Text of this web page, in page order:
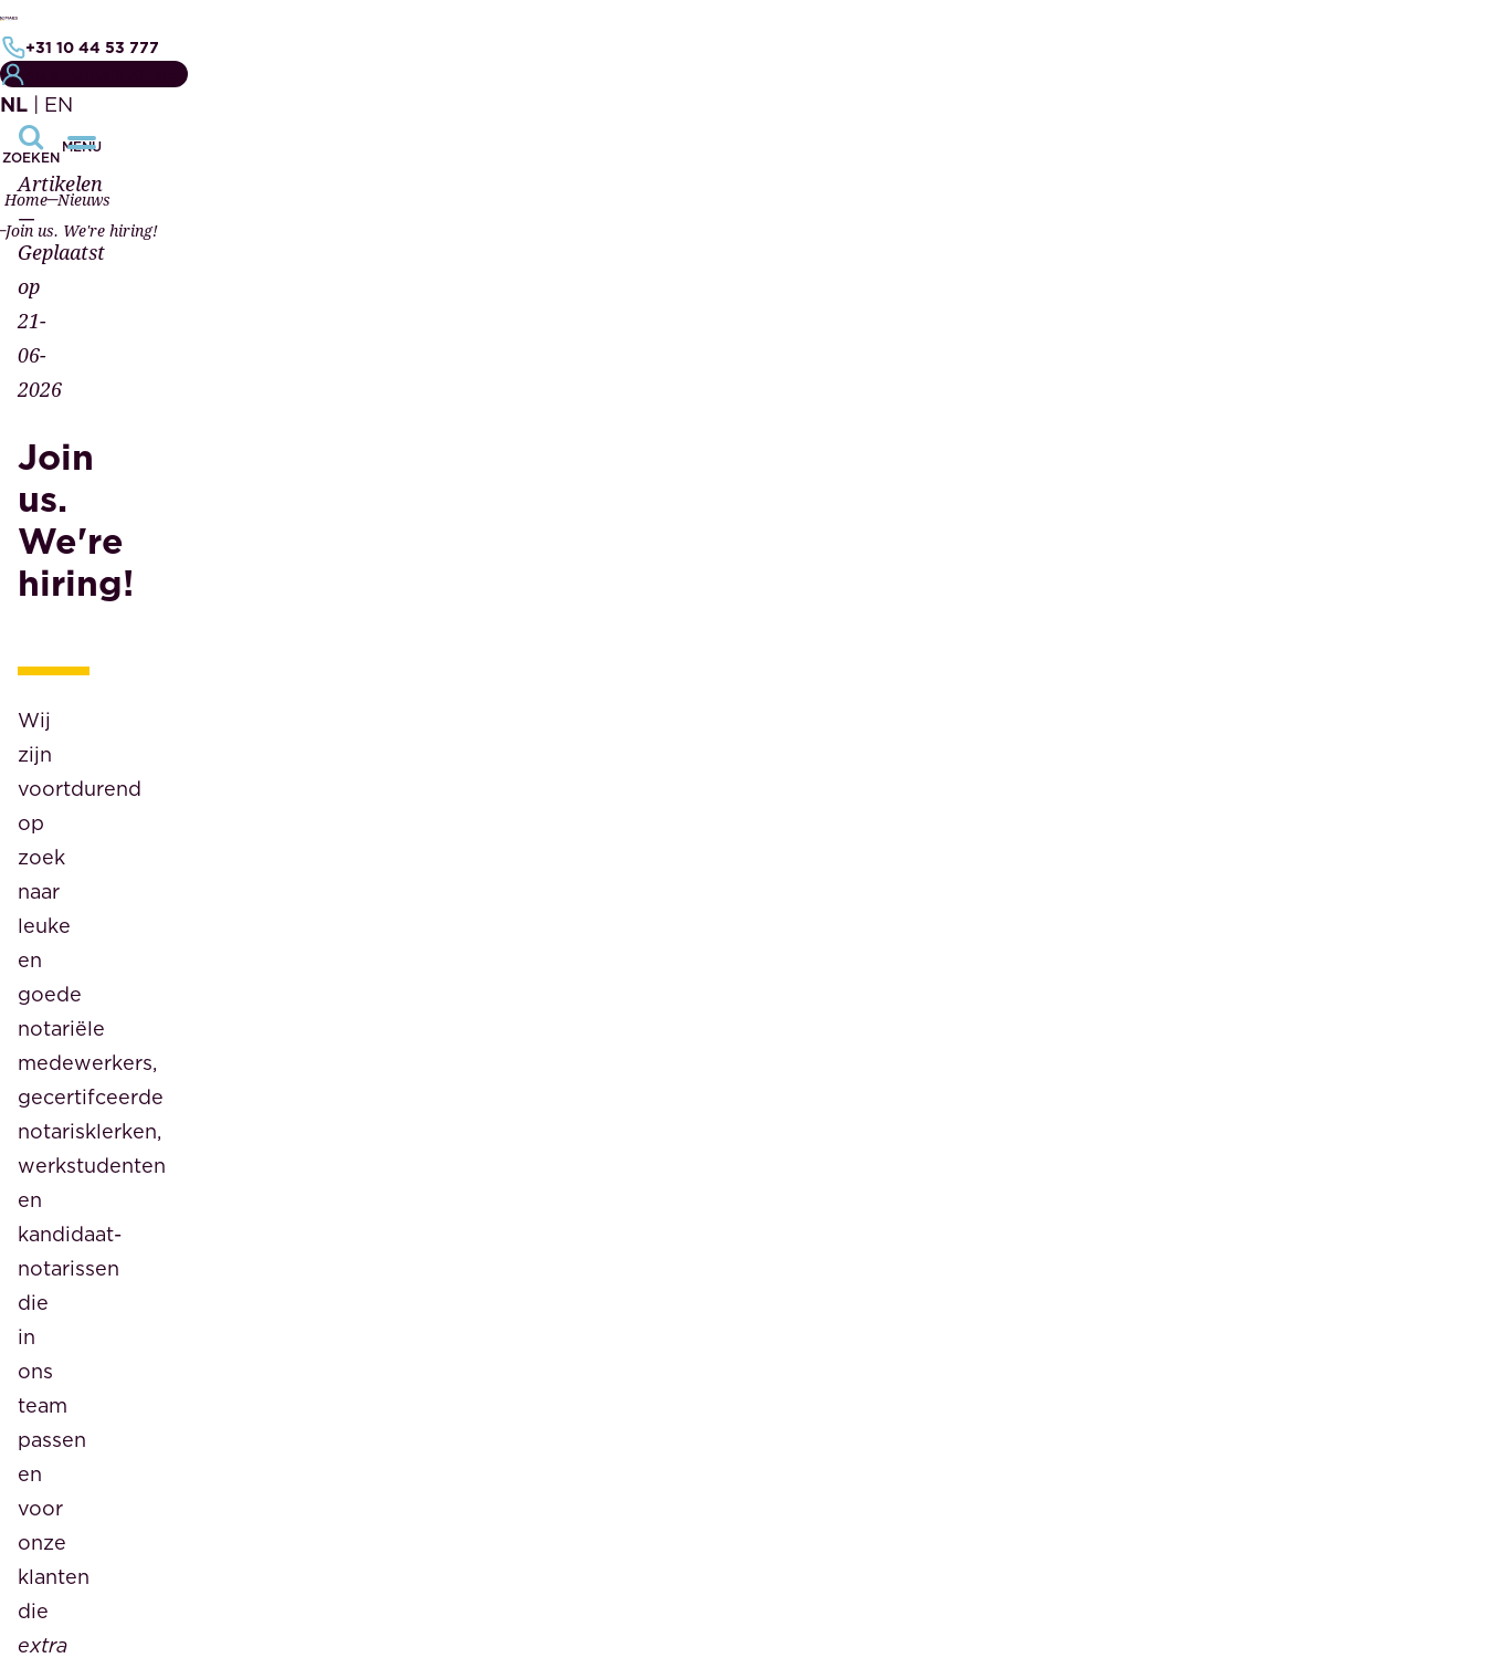
+31 10 44 53 777
NL | EN
ZOEKEN
MENU
Home Nieuws
Join us. We're hiring!
Artikelen
—
Geplaatst
op
21-
06-
2026
Join
us.
We're
hiring!
Wij
zijn
voortdurend
op
zoek
naar
leuke
en
goede
notariële
medewerkers,
gecertifceerde
notarisklerken,
werkstudenten
en
kandidaat-
notarissen
die
in
ons
team
passen
en
voor
onze
klanten
die
extra